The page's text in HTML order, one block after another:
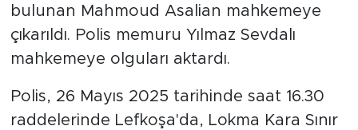
bulunan Mahmoud Asalian mahkemeye
çıkarıldı. Polis memuru Yılmaz Sevdalı
mahkemeye olguları aktardı.
Polis, 26 Mayıs 2025 tarihinde saat 16.30
raddelerinde Lefkoşa'da, Lokma Kara Sınır